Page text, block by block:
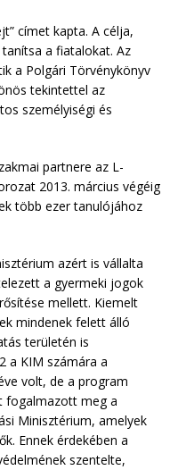
címet kapta. A célja,
a fiatalokat. Az
a Polgári Törvénykönyv
tekintettel az
személyiségi és
partnere az L-
2013. március végéig
több ezer tanulójához
azért is vállalta
a gyermeki jogok
mellett. Kiemelt
mindenek felett álló
területén is
a KIM számára a
volt, de a program
fogalmazott meg a
Minisztérium, amelyek
Ennek érdekében a
szentelte,